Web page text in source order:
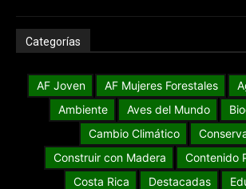
Categorías
AF Joven AF Mujeres Forestales
Ambiente
Aves del Mundo
Cambio Climático
Construir con Madera
Contenido
Costa Rica
Destacadas